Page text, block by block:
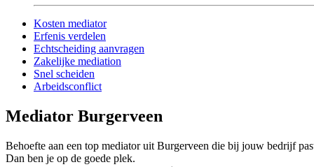
Kosten mediator
Erfenis verdelen
Echtscheiding aanvragen
Zakelijke mediation
Snel scheiden
Arbeidsconflict
Mediator Burgerveen
Behoefte aan een top mediator uit Burgerveen die bij jouw bedrijf
Dan ben je op de goede plek.